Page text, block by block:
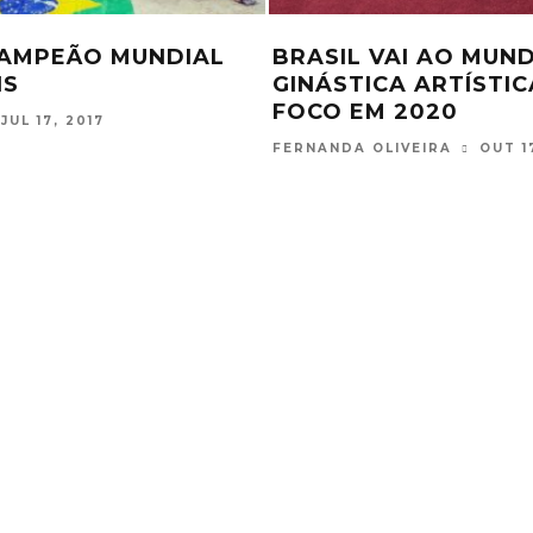
CASA COM 22
E PAN DE
A VÉSPERAS DE
GIULLIA PENALBER
DIFICULDADES ATÉ
CAZAQUISTÃO